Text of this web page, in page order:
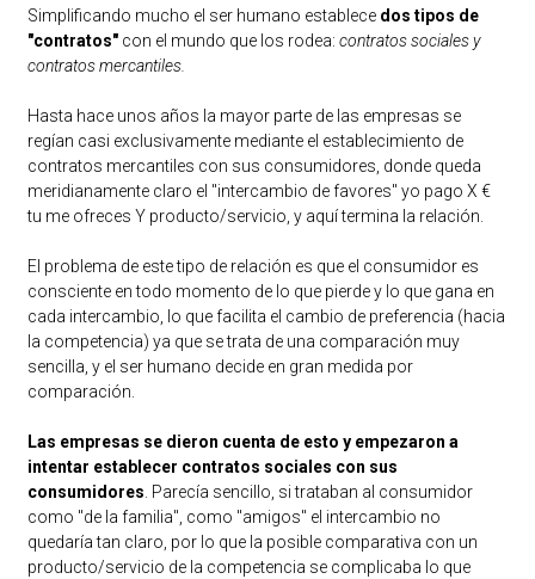
Simplificando mucho el ser humano establece dos tipos de
"contratos"con el mundo que los rodea: contratos sociales y
contratos mercantiles.
Hasta hace unos años la mayor parte de las empresas se
regían casi exclusivamente mediante el establecimiento de
contratos mercantiles con sus consumidores, donde queda
meridianamente claro el "intercambio de favores" yo pago X €
tu me ofreces Y producto/servicio, y aquí termina la relación.
El problema de este tipo de relación es que el consumidor es
consciente en todo momento de lo que pierde y lo que gana en
cada intercambio, lo que facilita el cambio de preferencia (hacia
la competencia) ya que se trata de una comparación muy
sencilla, y el ser humano decide en gran medida por
comparación.
Las empresas se dieron cuenta de esto y empezaron a
intentar establecer contratos sociales con sus
consumidores . Parecía sencillo, si trataban al consumidor
como "de la familia", como "amigos" el intercambio no
quedaría tan claro, por lo que la posible comparativa con un
producto/servicio de la competencia se complicaba lo que